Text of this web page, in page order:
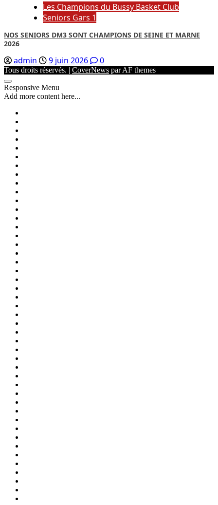
Les Champions du Bussy Basket Club
Seniors Gars 1
NOS SENIORS DM3 SONT CHAMPIONS DE SEINE ET MARNE
2026
admin 9 juin 2026 0
Tous droits réservés. | CoverNews par AF themes
Responsive Menu
Add more content here...